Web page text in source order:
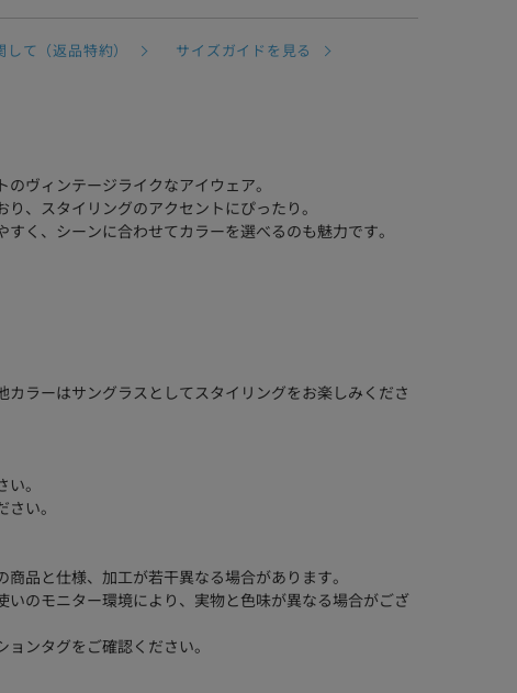
て（返品特約）
サイズガイドを見る
ヴィンテージライクなアイウェア。
、スタイリングのアクセントにぴったり。
く、シーンに合わせてカラーを選べるのも魅力です。
ラーはサングラスとしてスタイリングをお楽しみくださ
。
い。
品と仕様、加工が若干異なる場合があります。
のモニター環境により、実物と色味が異なる場合がござ
ンタグをご確認ください。